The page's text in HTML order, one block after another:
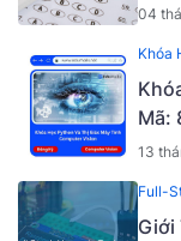
04
Khóa
Mã:
13
Full-
Giới